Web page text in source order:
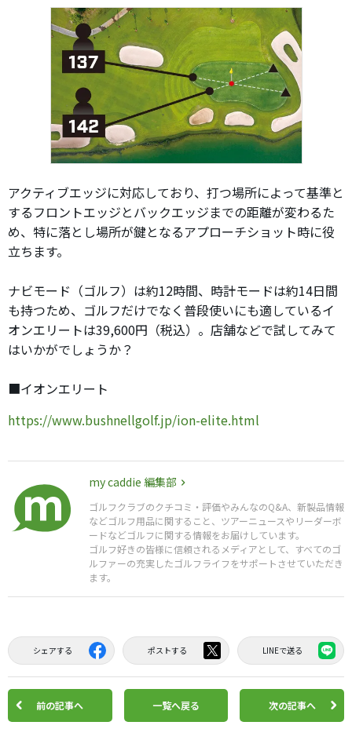
アクティブエッジに対応しており、打つ場所によって基準と
するフロントエッジとバックエッジまでの距離が変わるた
め、特に落とし場所が鍵となるアプローチショット時に役
立ちます。
ナビモード（ゴルフ）は約12時間、時計モードは約14日間
も持つため、ゴルフだけでなく普段使いにも適しているイ
オンエリートは39,600円（税込）。店舗などで試してみて
はいかがでしょうか？
■イオンエリート
https://www.bushnellgolf.jp/ion-elite.html
my caddie 編集部
ゴルフクラブのクチコミ・評価やみんなのQ&A、新製品情報
などゴルフ用品に関すること、ツアーニュースやリーダーボ
ードなどゴルフに関する情報をお届けしています。
ゴルフ好きの皆様に信頼されるメディアとして、すべてのゴ
ルファーの充実したゴルフライフをサポートさせていただき
ます。
シェアする ポストする LINEで送る
前の記事へ 一覧へ戻る 次の記事へ